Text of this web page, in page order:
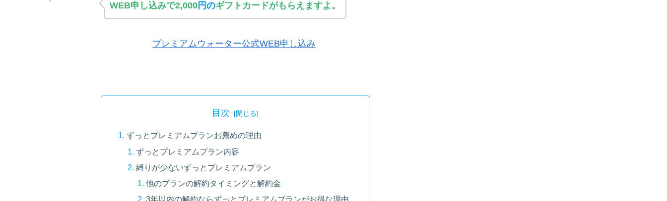
WEB申し込みで2,000 円のギフトカードがもらえますよ。
プレミアムウォーター公式WEB申し込み
目次
ずっとプレミアムプランお薦めの理由
ずっとプレミアムプラン内容
縛りが少ないずっとプレミアムプラン
他のプランの解約タイミングと解約金
3年以内の解約ならずっとプレミアムプランがお得な理由